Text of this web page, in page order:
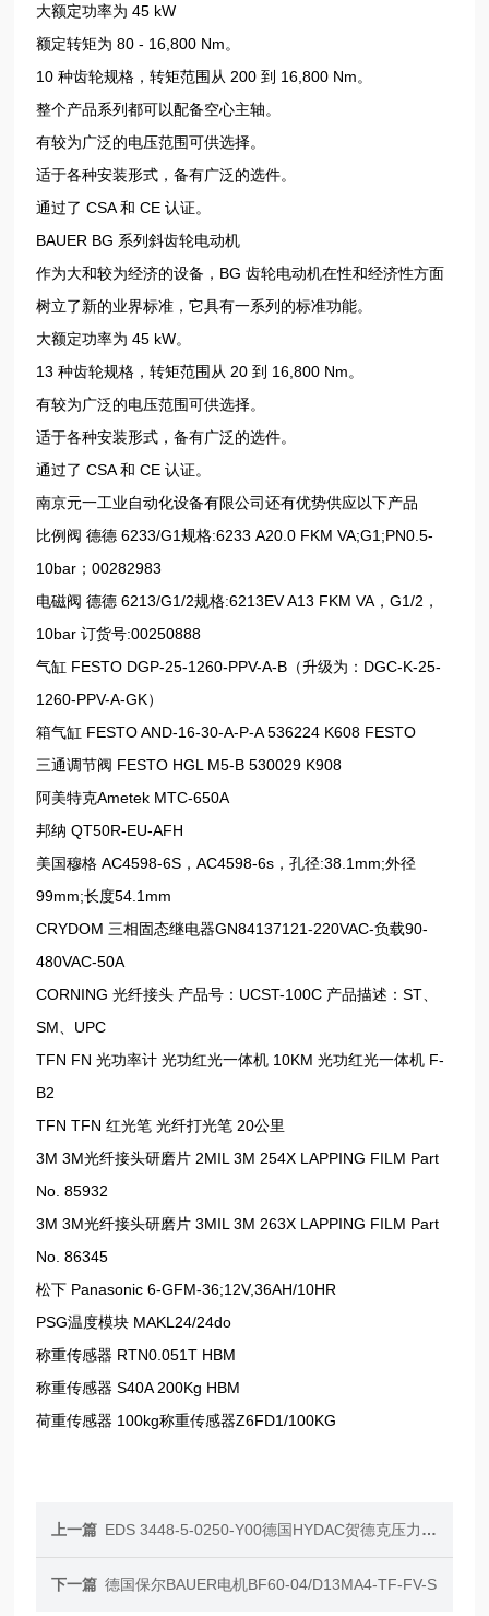
大额定功率为 45 kW
额定转矩为 80 - 16,800 Nm。
10 种齿轮规格，转矩范围从 200 到 16,800 Nm。
整个产品系列都可以配备空心主轴。
有较为广泛的电压范围可供选择。
适于各种安装形式，备有广泛的选件。
通过了 CSA 和 CE 认证。
BAUER BG 系列斜齿轮电动机
作为大和较为经济的设备，BG 齿轮电动机在性和经济性方面
树立了新的业界标准，它具有一系列的标准功能。
大额定功率为 45 kW。
13 种齿轮规格，转矩范围从 20 到 16,800 Nm。
有较为广泛的电压范围可供选择。
适于各种安装形式，备有广泛的选件。
通过了 CSA 和 CE 认证。
南京元一工业自动化设备有限公司还有优势供应以下产品
比例阀 德德 6233/G1规格:6233 A20.0 FKM VA;G1;PN0.5-
10bar；00282983
电磁阀 德德 6213/G1/2规格:6213EV A13 FKM VA，G1/2，
10bar 订货号:00250888
气缸 FESTO DGP-25-1260-PPV-A-B（升级为：DGC-K-25-
1260-PPV-A-GK）
箱气缸 FESTO AND-16-30-A-P-A 536224 K608 FESTO
三通调节阀 FESTO HGL M5-B 530029 K908
阿美特克Ametek MTC-650A
邦纳 QT50R-EU-AFH
美国穆格 AC4598-6S，AC4598-6s，孔径:38.1mm;外径
99mm;长度54.1mm
CRYDOM 三相固态继电器GN84137121-220VAC-负载90-
480VAC-50A
CORNING 光纤接头 产品号：UCST-100C 产品描述：ST、
SM、UPC
TFN FN 光功率计 光功红光一体机 10KM 光功红光一体机 F-
B2
TFN TFN 红光笔 光纤打光笔 20公里
3M 3M光纤接头研磨片 2MIL 3M 254X LAPPING FILM Part
No. 85932
3M 3M光纤接头研磨片 3MIL 3M 263X LAPPING FILM Part
No. 86345
松下 Panasonic 6-GFM-36;12V,36AH/10HR
PSG温度模块 MAKL24/24do
称重传感器 RTN0.051T HBM
称重传感器 S40A 200Kg HBM
荷重传感器 100kg称重传感器Z6FD1/100KG
上一篇 EDS 3448-5-0250-Y00德国HYDAC贺德克压力传感器
下一篇 德国保尔BAUER电机BF60-04/D13MA4-TF-FV-S